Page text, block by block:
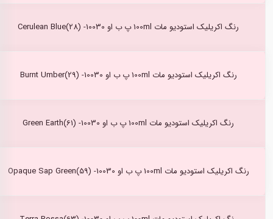
رنگ اکریلیک استودیو مات 100ml پ ب او Cerulean Blue(28) -10030
رنگ اکریلیک استودیو مات 100ml پ ب او Burnt Umber(29) -10030
رنگ اکریلیک استودیو مات 100ml پ ب او Green Earth(61) -10030
رنگ اکریلیک استودیو مات 100ml پ ب او Opaque Sap Green(59) -10030